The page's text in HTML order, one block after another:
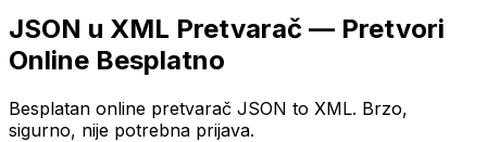
JSON u XML Pretvarač — Pretvori
Online Besplatno
Besplatan online pretvarač JSON to XML. Brzo,
sigurno, nije potrebna prijava.